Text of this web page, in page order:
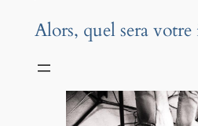
Alors, quel sera